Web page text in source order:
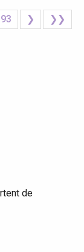
❯ ❯❯
de